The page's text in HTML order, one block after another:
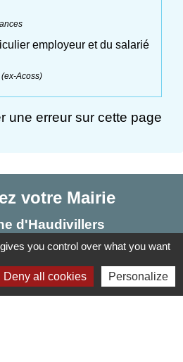
employeur et du salarié
Acoss)
une erreur sur cette page
votre Mairie
d'Haudivillers
de l'Église
- FRANCE
44 80 40 34
you control over what you want
Deny all cookies Personalize